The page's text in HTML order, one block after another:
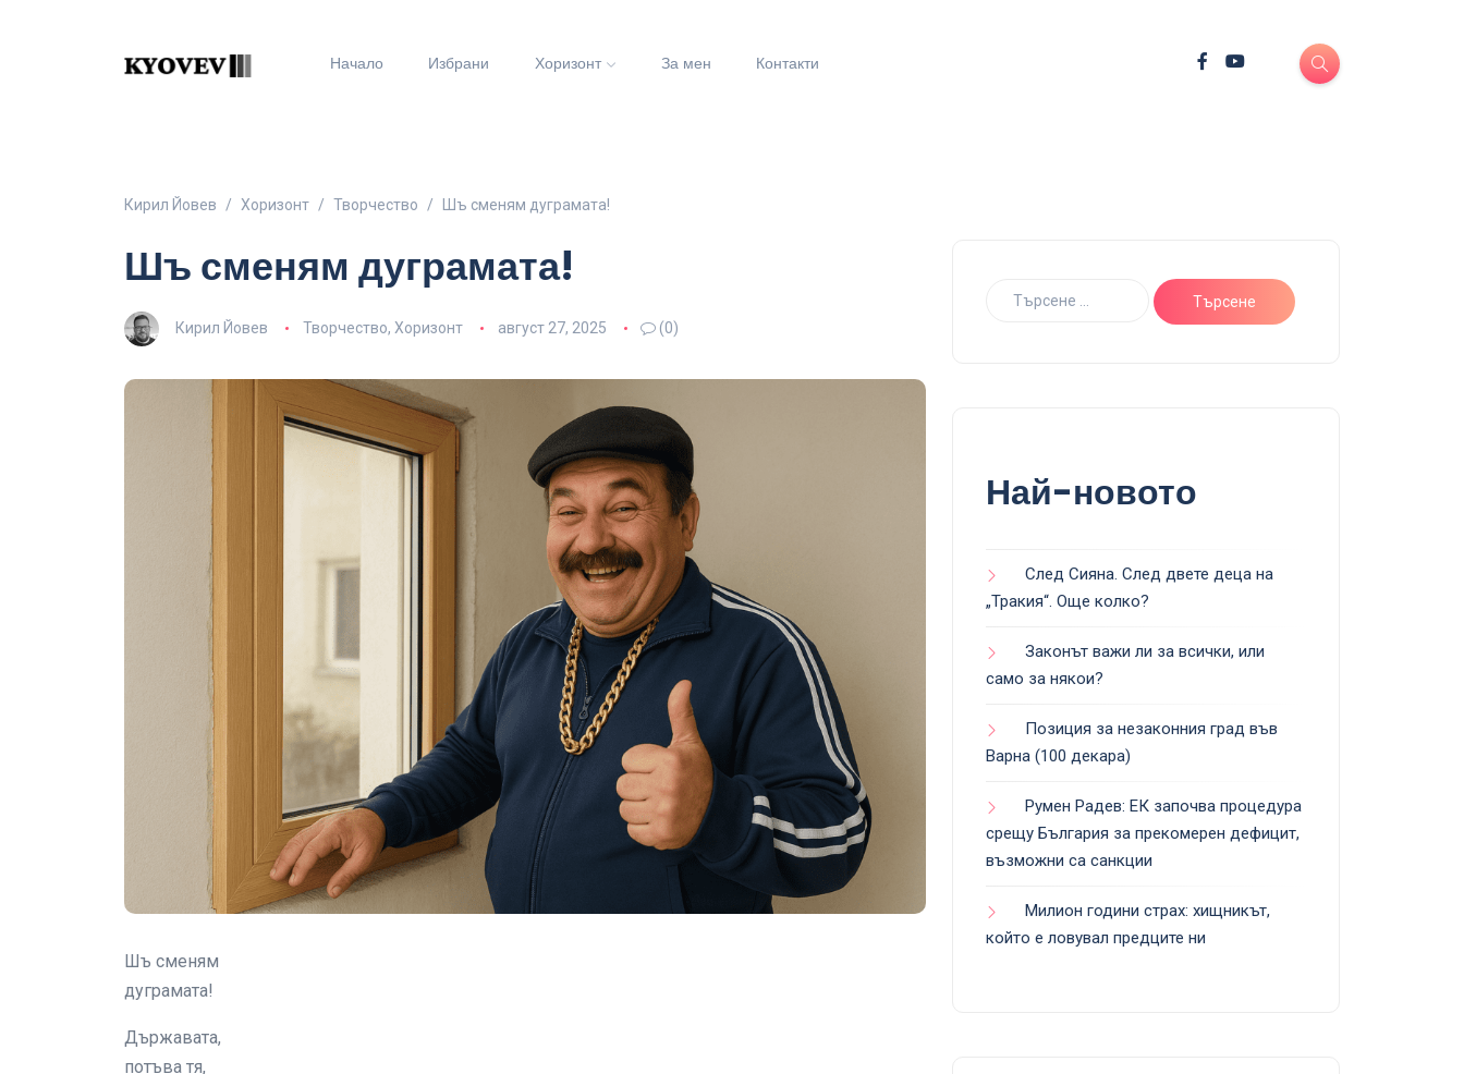
Начало Избрани Хоризонт За мен Контакти
Кирил Йовев Хоризонт Творчество Шъ сменям дуграмата!
Шъ сменям дуграмата!
Кирил Йовев Творчество, Хоризонт август 27, 2025 (0)
Шъ сменям
дуграмата!
Държавата,
потъва тя,
Най-новото
След Сияна. След двете деца на
„Тракия“. Още колко?
Законът важи ли за всички, или
само за някои?
Позиция за незаконния град във
Варна (100 декара)
Румен Радев: ЕК започва процедура
срещу България за прекомерен дефицит,
възможни са санкции
Милион години страх: хищникът,
който е ловувал предците ни